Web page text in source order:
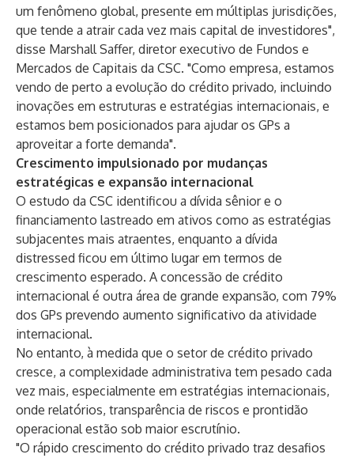
um fenômeno global, presente em múltiplas jurisdições,
que tende a atrair cada vez mais capital de investidores",
disse Marshall Saffer, diretor executivo de Fundos e
Mercados de Capitais da CSC. "Como empresa, estamos
vendo de perto a evolução do crédito privado, incluindo
inovações em estruturas e estratégias internacionais, e
estamos bem posicionados para ajudar os GPs a
aproveitar a forte demanda".
Crescimento impulsionado por mudanças
estratégicas e expansão internacional
O estudo da CSC identificou a dívida sênior e o
financiamento lastreado em ativos como as estratégias
subjacentes mais atraentes, enquanto a dívida
distressed ficou em último lugar em termos de
crescimento esperado. A concessão de crédito
internacional é outra área de grande expansão, com 79%
dos GPs prevendo aumento significativo da atividade
internacional.
No entanto, à medida que o setor de crédito privado
cresce, a complexidade administrativa tem pesado cada
vez mais, especialmente em estratégias internacionais,
onde relatórios, transparência de riscos e prontidão
operacional estão sob maior escrutínio.
"O rápido crescimento do crédito privado traz desafios